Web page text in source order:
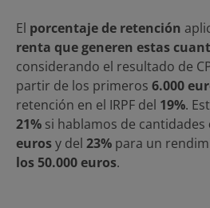
El porcentaje de retención
renta que generen estas
considerando el resultado de
partir de los primeros 6.000
retención en el IRPF del 19%.
21% si hablamos de cantidades
eurosy del 23% para un
los 50.000 euros.